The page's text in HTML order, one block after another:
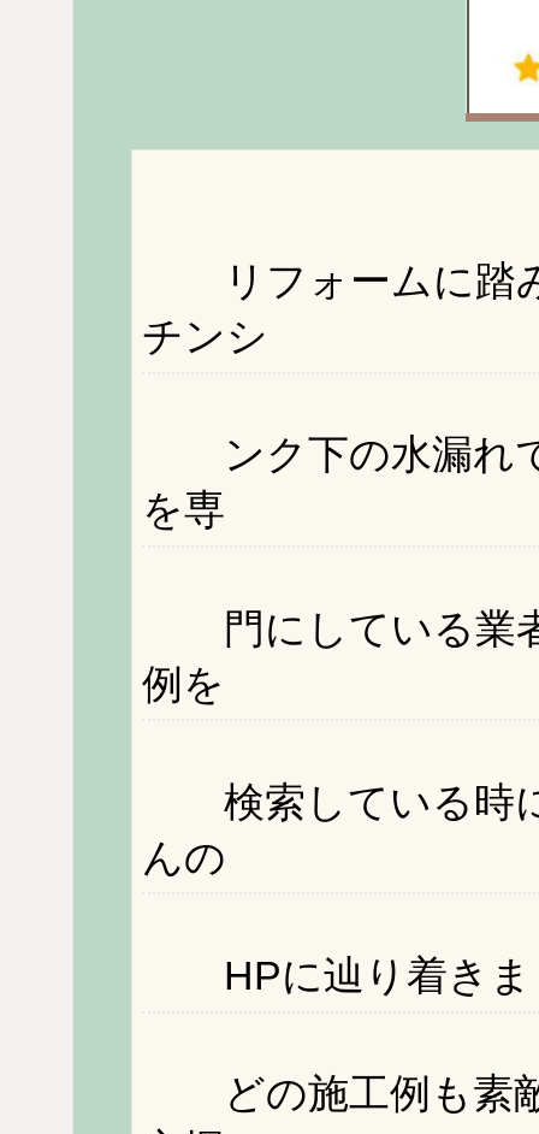
リフォームに踏
チンシ
ンク下の水漏れで
を専
門にしている業者
例を
検索している時
んの
HPに辿り着きま
どの施工例も素敵